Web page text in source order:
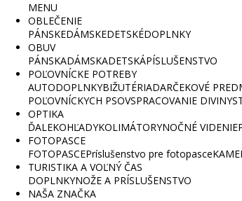
MENU
OBLEČENIE
PÁNSKEDÁMSKEDETSKÉDOPLNKY
OBUV
PÁNSKADÁMSKADETSKÁPÍSLUŠENSTVO
POĽOVNÍCKE POTREBY
AUTODOPLNKYBIŽUTÉRIADARČEKOVÉ
POĽOVNÍCKYCH PSOVSPRACOVANIE DIVINY
OPTIKA
ĎALEKOHĽADYKOLIMÁTORYNOČNÉ VIDENIE
FOTOPASCE
FOTOPASCEPríslušenstvo pre fotopasce
TURISTIKA A VOĽNÝ ČAS
DOPLNKYNOŽE A PRÍSLUŠENSTVO
NAŠA ZNAČKA